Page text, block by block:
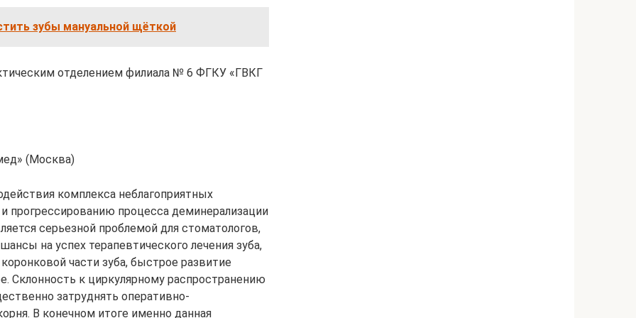
зубы мануальной щёткой
отделением филиала № 6 ФГКУ «ГВКГ
(Москва)
комплекса неблагоприятных
прогрессированию процесса деминерализации
серьезной проблемой для стоматологов,
на успех терапевтического лечения зуба,
части зуба, быстрое развитие
Склонность к циркулярному распространению
затруднять оперативно-
В конечном итоге именно данная